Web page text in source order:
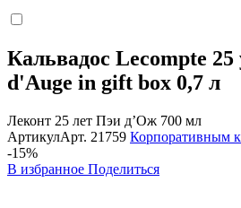
Кальвадос Lecompte 25
d'Auge in gift box 0,7 л
Леконт 25 лет Пэи д’Ож 700 мл
АртикулАрт. 21759 Корпоративным
-15%
В избранное Поделиться